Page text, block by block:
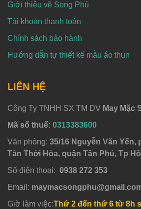
Giới thiệu về Song Phú
Tài khoản thanh toán
Chính sách bảo hành
Hướng dẫn tự thiết kế mẫu áo thun
LIÊN HỆ
Công Ty TNHH SX TM DV May Mặc
Mã số thuế: 0313383600
Văn phòng: 35/16 Nguyễn Văn Yến,
Tân Thới Hòa, quận Tân Phú, Tp
Số điện thoại: 0938 272 353
Email:
Giờ làm việc:Thứ 2 đến thứ 6 từ 8h